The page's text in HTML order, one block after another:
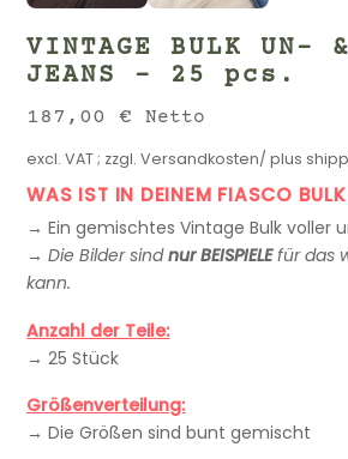
VINTAGE BULK UN- &
JEANS – 25 pcs.
187,00€
Netto
excl. VAT ; zzgl.Versandkosten/ plus
WAS IST IN DEINEM FIASCO
→ Ein gemischtes Vintage Bulk voller
→Die Bilder sindnur BEISPIELEfür das
kann.
Anzahl der Teile:
→ 25 Stück
Größenverteilung:
→Die Größen sind bunt gemischt